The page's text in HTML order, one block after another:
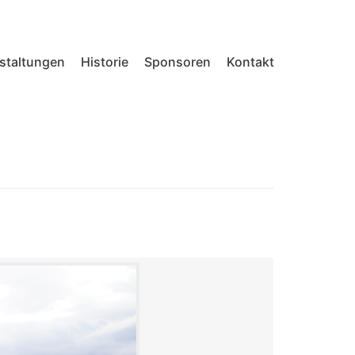
Historie Sponsoren Kontakt